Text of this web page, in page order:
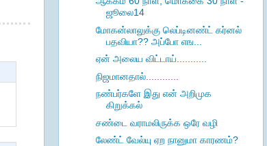
ஜூலை14
மோகன்லாலுக்கு லெப்டினண்ட் கர்னல்
பதவியா?? அப்போ எங...
ஏன் அலைய விட்டாய்...........
நிஜமானதால்............
நண்பர்களே இது என் அறிமுக
கிறுக்கல்
சண்டை வராமலிருக்க ஒரே வழி
லேண்ட் வேல்யு ஏற நானுமா காரணம்?